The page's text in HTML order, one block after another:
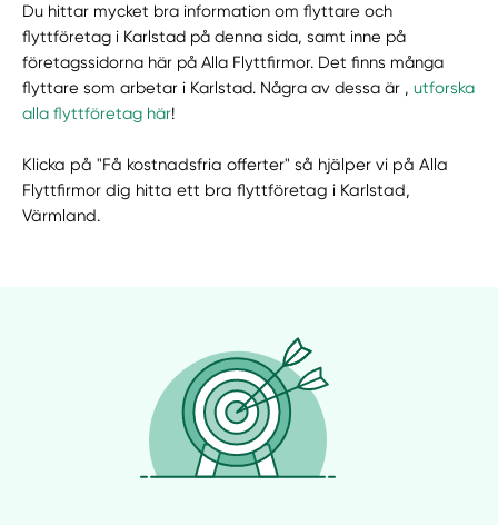
Du hittar mycket bra information om flyttare och
flyttföretag i Karlstad på denna sida, samt inne på
företagssidorna här på Alla Flyttfirmor. Det finns många
flyttare som arbetar i Karlstad. Några av dessa är ,utforska
alla flyttföretag här!
Klicka på "Få kostnadsfria offerter" så hjälper vi på Alla
Flyttfirmor dig hitta ett bra flyttföretag i Karlstad,
Värmland.